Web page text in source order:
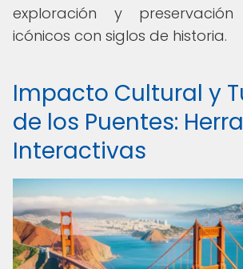
exploración y
icónicos con siglos de historia.
Impacto Cultural y
de los Puentes:
Interactivas